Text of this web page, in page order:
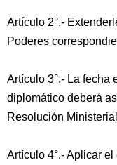
Artículo 2°.-
Poderes
Artículo 3°.- La fecha
diplomático deberá
Resolución
Artículo 4°.- Aplicar